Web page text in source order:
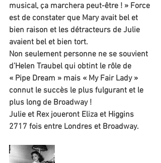
musical, ça marchera peut-être ! » Force
est de constater que Mary avait bel et
bien raison et les détracteurs de Julie
avaient bel et bien tort.
Non seulement personne ne se souvient
d’Helen Traubel qui obtint le rôle de
« Pipe Dream » mais « My Fair Lady »
connut le succès le plus fulgurant et le
plus long de Broadway !
Julie et Rex joueront Eliza et Higgins
2717 fois entre Londres et Broadway.